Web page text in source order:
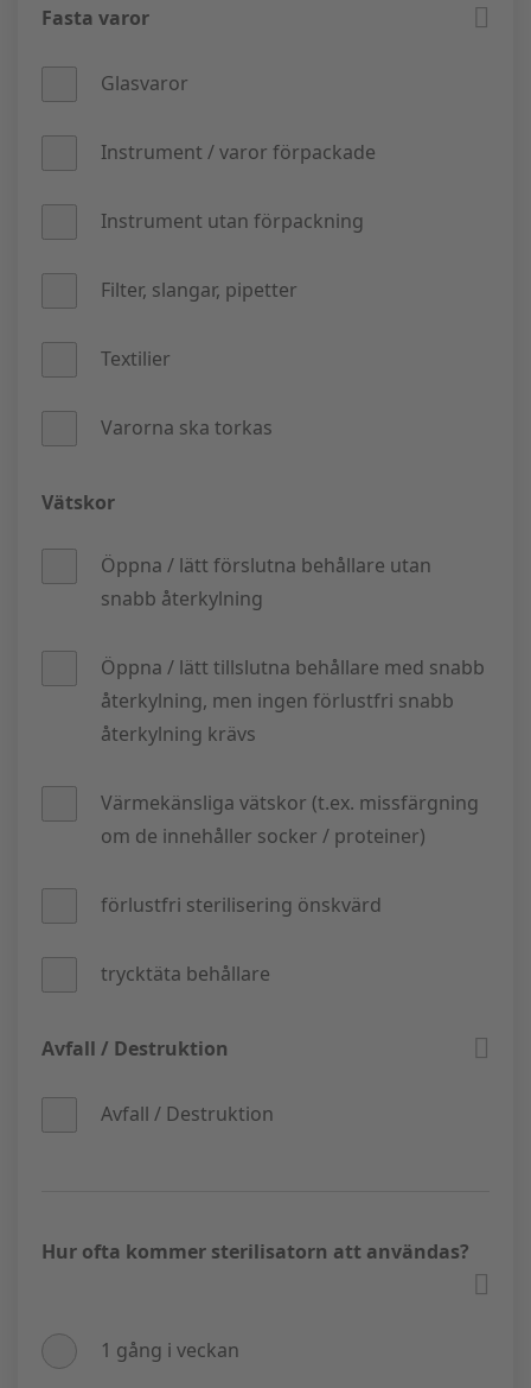
Fasta varor
Glasvaror
Instrument / varor förpackade
Instrument utan förpackning
Filter, slangar, pipetter
Textilier
Varorna ska torkas
Vätskor
Öppna / lätt förslutna behållare utan
snabb återkylning
Öppna / lätt tillslutna behållare med snabb
återkylning, men ingen förlustfri snabb
återkylning krävs
Värmekänsliga vätskor (t.ex. missfärgning
om de innehåller socker / proteiner)
förlustfri sterilisering önskvärd
trycktäta behållare
rekommenderar vi ett snabbt kylsystem för att förkorta
(tillval M) inte är önskvärt, krävs dessutom tillvalet
ångblandning behöver du snabbkylningen M med tillvalen
Avfall / Destruktion
Avfall / Destruktion
Hur ofta kommer sterilisatorn att användas?
1 gång i veckan